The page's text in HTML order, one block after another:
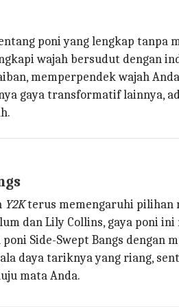
poni yang lengkap tanpa
wajah bersudut dengan
memperpendek wajah
gaya transformatif lainnya,
Y2Kterus memengaruhi pilihan
dan Lily Collins, gaya poni
Side-Swept Bangs dengan
daya tariknya yang riang,
mata Anda.